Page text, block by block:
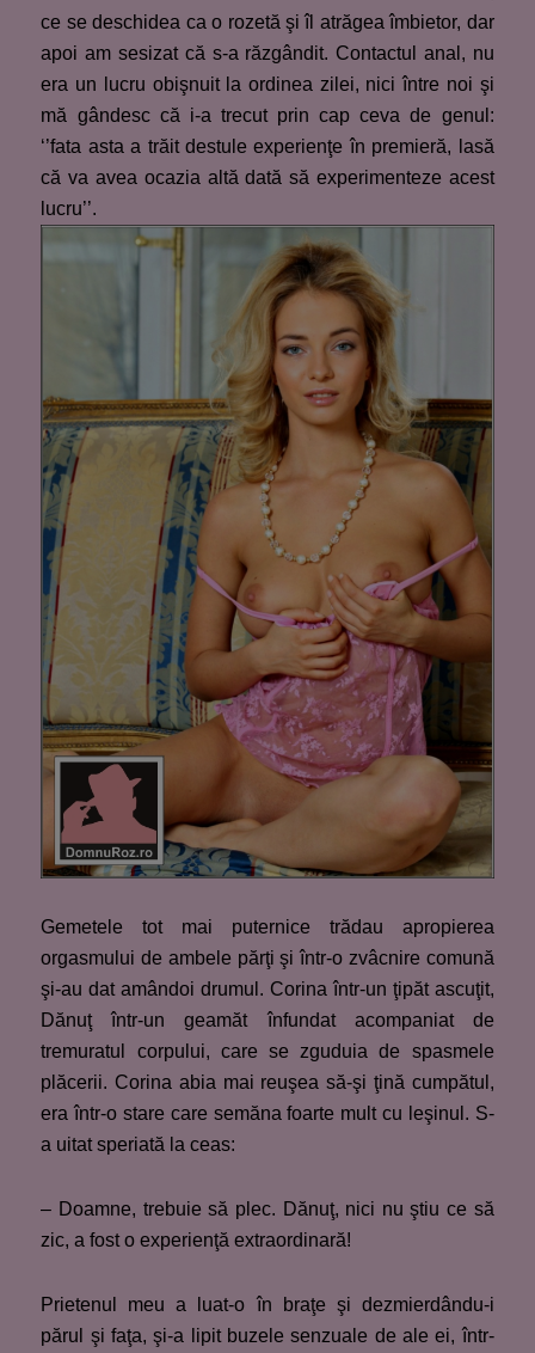
ce se deschidea ca o rozetă şi îl atrăgea îmbietor, dar
apoi am sesizat că s-a răzgândit. Contactul anal, nu
era un lucru obişnuit la ordinea zilei, nici între noi şi
mă gândesc că i-a trecut prin cap ceva de genul:
‘’fata asta a trăit destule experienţe în premieră, lasă
că va avea ocazia altă dată să experimenteze acest
lucru’’.
Gemetele tot mai puternice trădau apropierea
orgasmului de ambele părţi şi într-o zvâcnire comună
şi-au dat amândoi drumul. Corina într-un ţipăt ascuţit,
Dănuţ într-un geamăt înfundat acompaniat de
tremuratul corpului, care se zguduia de spasmele
plăcerii. Corina abia mai reuşea să-şi ţină cumpătul,
era într-o stare care semăna foarte mult cu leşinul. S-
a uitat speriată la ceas:
– Doamne, trebuie să plec. Dănuţ, nici nu ştiu ce să
zic, a fost o experienţă extraordinară!
Prietenul meu a luat-o în braţe şi dezmierdându-i
părul şi faţa, şi-a lipit buzele senzuale de ale ei, într-